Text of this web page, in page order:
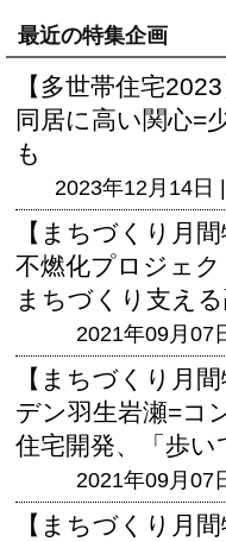
最近の特集企画
【多世帯住宅
同居に高い関心=
も
2023年12月14日 |
【まちづくり月
不燃化プロジェク
まちづくり支え
2021年09月07
【まちづくり月
デン羽生岩瀬=コ
住宅開発、「歩
2021年09月07
【まちづくり月